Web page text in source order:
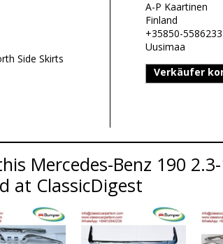
Side Skirts
A-P Kaartinen
Finland
+35850-5586233
Uusimaa
Verkäufer
Mercedes-Benz 190
at ClassicDigest